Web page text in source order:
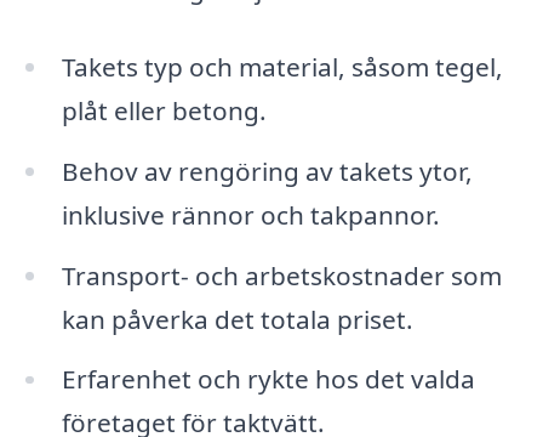
Takets typ och material, såsom tegel,
plåt eller betong.
Behov av rengöring av takets ytor,
inklusive rännor och takpannor.
Transport- och arbetskostnader som
kan påverka det totala priset.
Erfarenhet och rykte hos det valda
företaget för taktvätt.